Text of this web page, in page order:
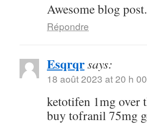
Awesome blog
Répondre
Esqrqrsays:
18 août 2023 at 20 h
ketotifen 1mg over
buy tofranil 75mg